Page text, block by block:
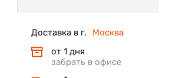
Доставка в г.
Москва
от 1 дня
забрать в офисе